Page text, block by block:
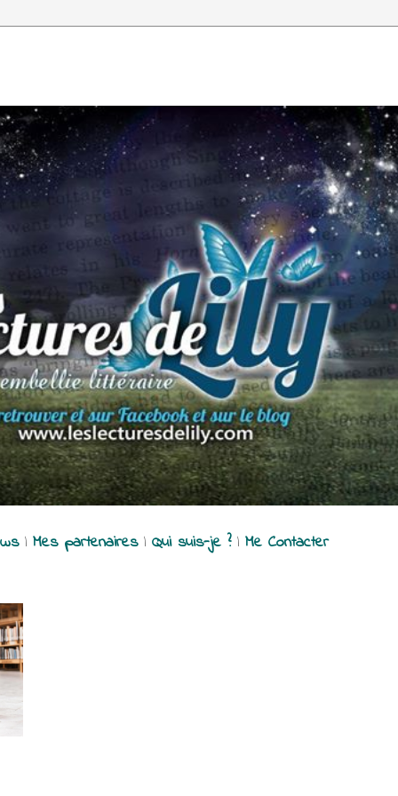
| Mes partenaires| Qui suis-je ?| Me Contacter